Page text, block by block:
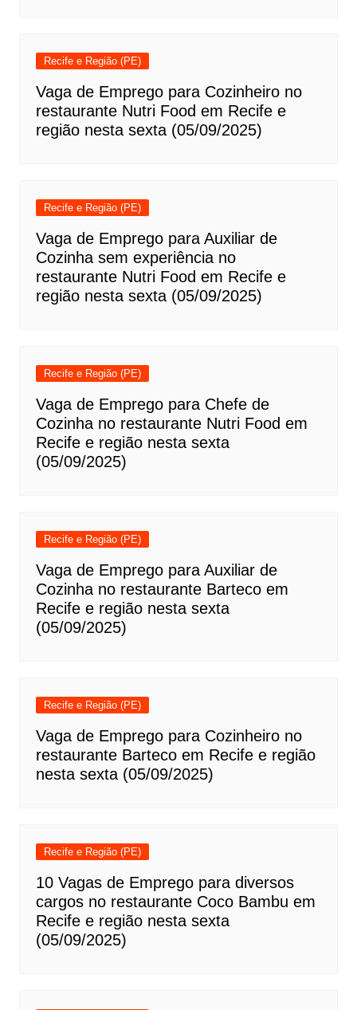
Recife e Região (PE)
Vaga de Emprego para Cozinheiro no
restaurante Nutri Food em Recife e
região nesta sexta (05/09/2025)
Recife e Região (PE)
Vaga de Emprego para Auxiliar de
Cozinha sem experiência no
restaurante Nutri Food em Recife e
região nesta sexta (05/09/2025)
Recife e Região (PE)
Vaga de Emprego para Chefe de
Cozinha no restaurante Nutri Food em
Recife e região nesta sexta
(05/09/2025)
Recife e Região (PE)
Vaga de Emprego para Auxiliar de
Cozinha no restaurante Barteco em
Recife e região nesta sexta
(05/09/2025)
Recife e Região (PE)
Vaga de Emprego para Cozinheiro no
restaurante Barteco em Recife e região
nesta sexta (05/09/2025)
Recife e Região (PE)
10 Vagas de Emprego para diversos
cargos no restaurante Coco Bambu em
Recife e região nesta sexta
(05/09/2025)